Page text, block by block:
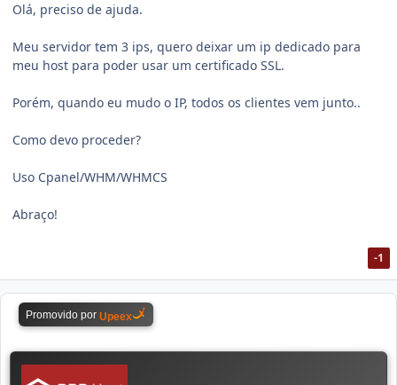
Olá, preciso de ajuda.
Meu servidor tem 3 ips, quero deixar um ip dedicado para
meu host para poder usar um certificado SSL.
Porém, quando eu mudo o IP, todos os clientes vem junto..
Como devo proceder?
Uso Cpanel/WHM/WHMCS
Abraço!
-1